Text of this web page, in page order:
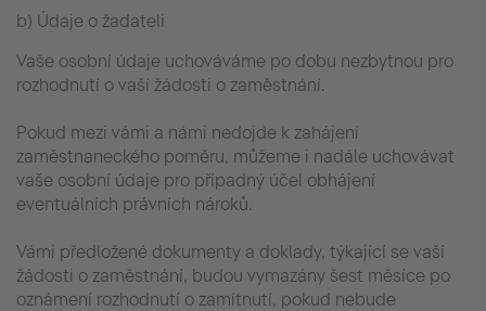
b) Údaje o žadateli
Vaše osobní údaje uchováváme po dobu nezbytnou pro
rozhodnutí o vaší žádosti o zaměstnání.
Pokud mezi vámi a námi nedojde k zahájení
zaměstnaneckého poměru, můžeme i nadále uchovávat
vaše osobní údaje pro případný účel obhájení
eventuálních právních nároků.
Vámi předložené dokumenty a doklady, týkající se vaší
žádosti o zaměstnání, budou vymazány šest měsíce po
oznámení rozhodnutí o zamítnutí, pokud nebude